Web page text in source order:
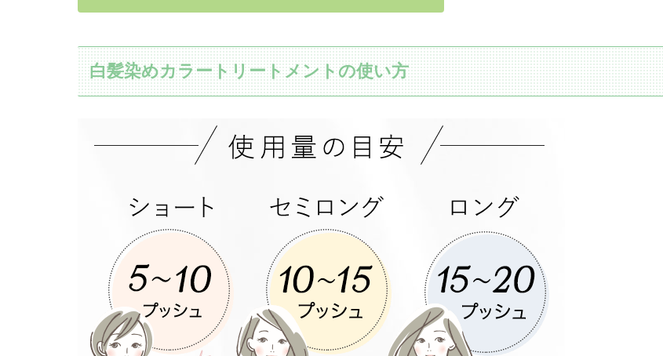
白髪染めカラートリートメントの使い方